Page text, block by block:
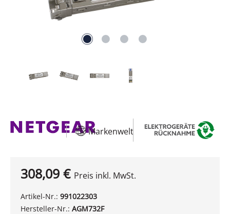
Markenwelt
308,09 € Preis inkl. MwSt.
Artikel-Nr.: 991022303
Hersteller-Nr.: AGM732F